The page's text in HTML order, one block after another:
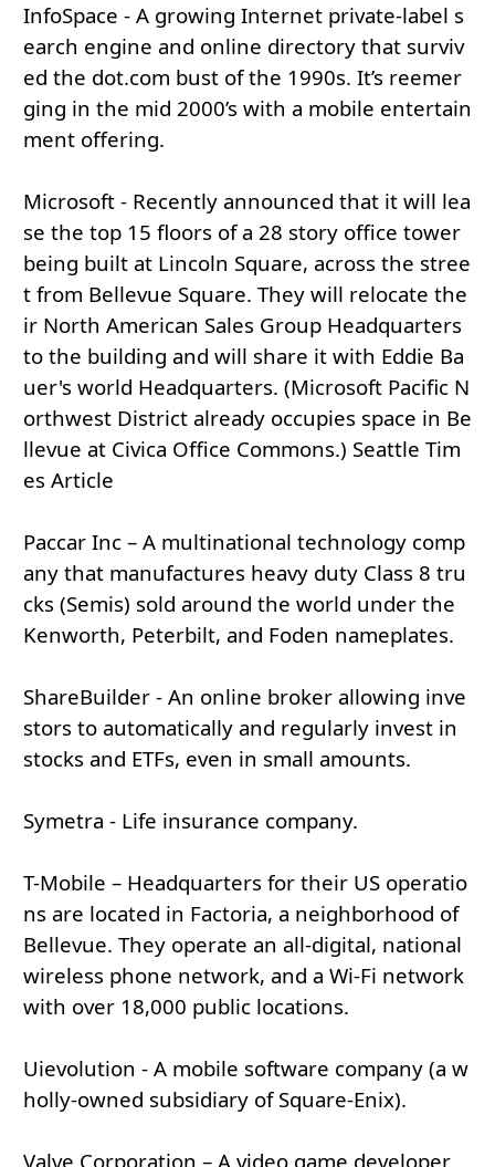
InfoSpace - A growing Internet private-label s
earch engine and online directory that surviv
ed the dot.com bust of the 1990s. It’s reemer
ging in the mid 2000’s with a mobile entertain
ment offering.
Microsoft - Recently announced that it will lea
se the top 15 floors of a 28 story office tower
being built at Lincoln Square, across the stree
t from Bellevue Square. They will relocate the
ir North American Sales Group Headquarters
to the building and will share it with Eddie Ba
uer's world Headquarters. (Microsoft Pacific N
orthwest District already occupies space in Be
llevue at Civica Office Commons.) Seattle Tim
es Article
Paccar Inc – A multinational technology comp
any that manufactures heavy duty Class 8 tru
cks (Semis) sold around the world under the
Kenworth, Peterbilt, and Foden nameplates.
ShareBuilder - An online broker allowing inve
stors to automatically and regularly invest in
stocks and ETFs, even in small amounts.
Symetra - Life insurance company.
T-Mobile – Headquarters for their US operatio
ns are located in Factoria, a neighborhood of
Bellevue. They operate an all-digital, national
wireless phone network, and a Wi-Fi network
with over 18,000 public locations.
Uievolution - A mobile software company (a w
holly-owned subsidiary of Square-Enix).
Valve Corporation – A video game developer